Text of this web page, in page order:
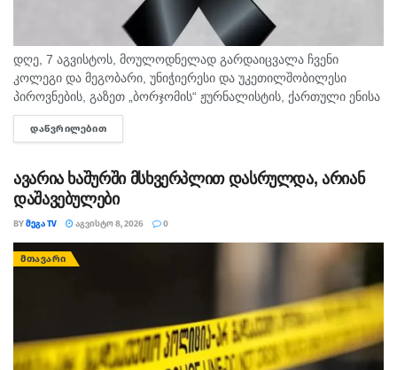
დღე, 7 აგვისტოს, მოულოდნელად გარდაიცვალა ჩვენი
კოლეგი და მეგობარი, უნიჭიერესი და უკეთილშობილესი
პიროვნების, გაზეთ „ბორჯომის“ ჟურნალისტის, ქართული ენისა
და ლიტერატურის პედაგოგი მონიკა ჭანტურია. "მეგა ტვ"
უდიდეს მწუხარებას გამოვხატავს მონიკა ჭანტურიას
ᲓᲐᲬᲕᲠᲘᲚᲔᲑᲘᲗ
ავარია ხაშურში მსხვერპლით დასრულდა, არიან
დაშავებულები
BYᲛᲔᲒᲐ TV ᲐᲒᲕᲘᲡᲢᲝ 8, 2026 0
ᲛᲗᲐᲕᲐᲠᲘ